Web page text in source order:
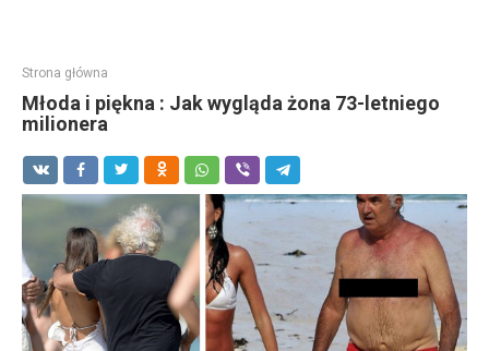
Strona główna
Młoda i piękna : Jak wygląda żona 73-letniego
milionera